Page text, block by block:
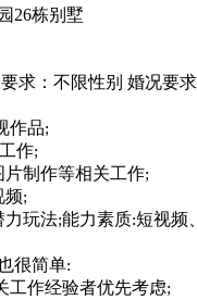
26栋别墅
求：不限性别 婚况要
作品;
作;
片制作等相关工作;
频;
力玩法;能力素质:短视频
很简单:
工作经验者优先考虑;